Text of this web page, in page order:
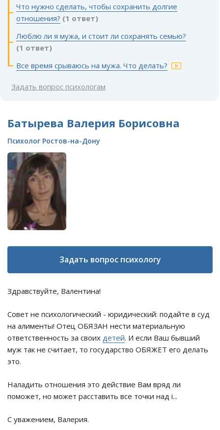
Что нужно сделать, чтобы сохранить долгие
отношения? (1 ответ)
Люблю ли я мужа, и стоит ли сохранять семью?
(1 ответ)
Все время срываюсь на мужа. Что делать?
Задать вопрос психологам
Батырева Валерия Борисовна
Психолог Ростов-на-Дону
Задать вопрос психологу
Здравствуйте, Валентина!
Совет не психологический - юридический: подайте в суд
на алименты! Отец ОБЯЗАН нести материальную
ответственность за своих детей. И если Ваш бывший
муж так не считает, то государство ОБЯЖЕТ его делать
это.
Наладить отношения это действие Вам вряд ли
поможет, но может расставить все точки над i...
С уважением, Валерия.